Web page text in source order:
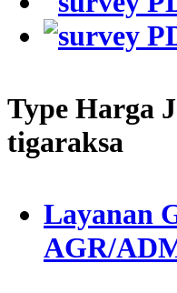
Type Harga
tigaraksa
Layanan
AGR/